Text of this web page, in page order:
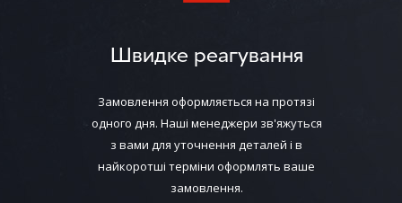
Швидке реагування
Замовлення оформляється на протязі
одного дня. Наші менеджери зв'яжуться
з вами для уточнення деталей і в
найкоротші терміни оформлять ваше
замовлення.